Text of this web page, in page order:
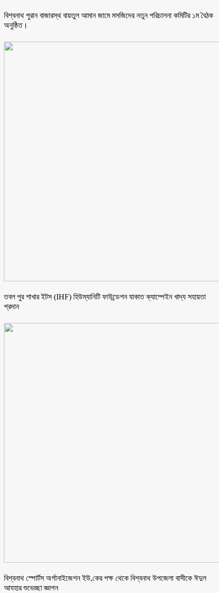
বিশ্বনাথ পুরান বাজারস্থ বায়তুল আমান জামে মসজিদের নতুন পরিচালনা কমিটির ১ম বৈঠক
অনুষ্ঠিত।
তবল পুর শাখার ইটস (IHF) হিউম্যানিটি ফাউন্ডেশন যাকাত ক্যাম্পেইন খাদ্য সহায়তা
প্রদান
বিশ্বনাথ স্পোর্টস অর্গানাইজেশন ইউ,কের পক্ষ থেকে বিশ্বনাথ উপজেলা বাসীকে ঈদুল
আযহার শুভেচ্ছা জ্ঞাপন